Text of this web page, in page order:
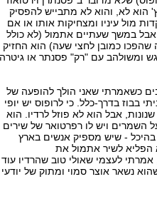
הוא לא, והוא לא מתבייש להפסיק
מול עיניו ומצחיקות אותו או אם
אבל במשך שעתיים אתמול (לא כולל
כמובן לחצי שעה) הוא החזיק
ומשולהב עם "רק" פסנתר או גיטרה,
כשאמרתי שאני הולך להופעה של
בבוז בדרך-כלל. כי לרופוס יש יופי
אבל הוא לא פוזל לרדיו. הוא
השמרים ויש לו רפרטואר של שירים
- שיש מספיק אנשים בארץ
הפליא לשיר אתמול את
אמרתי לעצמי שאולי טוב שהרדיו עוד
נשאר אוצר סמוי ומתוק של יודעי